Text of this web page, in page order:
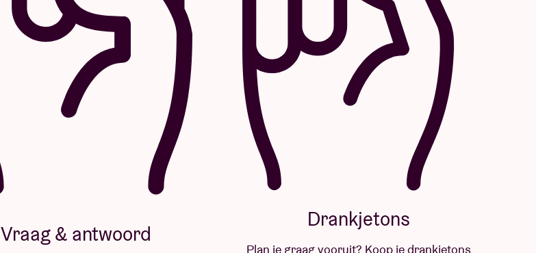
Vraag & antwoord
Drankjetons
Plan je graag vooruit? Koop je drankjetons